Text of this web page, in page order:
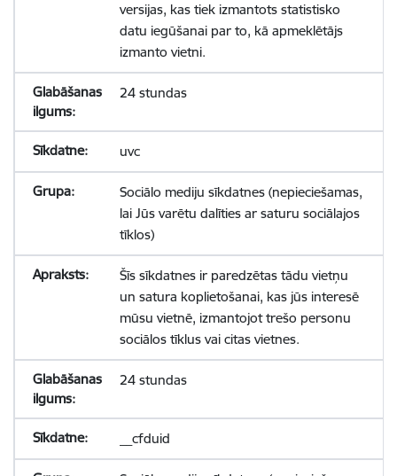
versijas, kas tiek izmantots statistisko
datu iegūšanai par to, kā apmeklētājs
izmanto vietni.
24 stundas
uvc
Sociālo mediju sīkdatnes (nepieciešamas,
lai Jūs varētu dalīties ar saturu sociālajos
tīklos)
Šīs sīkdatnes ir paredzētas tādu vietņu
un satura koplietošanai, kas jūs interesē
mūsu vietnē, izmantojot trešo personu
sociālos tīklus vai citas vietnes.
24 stundas
__cfduid